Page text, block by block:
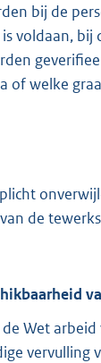
bij de
voldaan,
welke
de
Wet